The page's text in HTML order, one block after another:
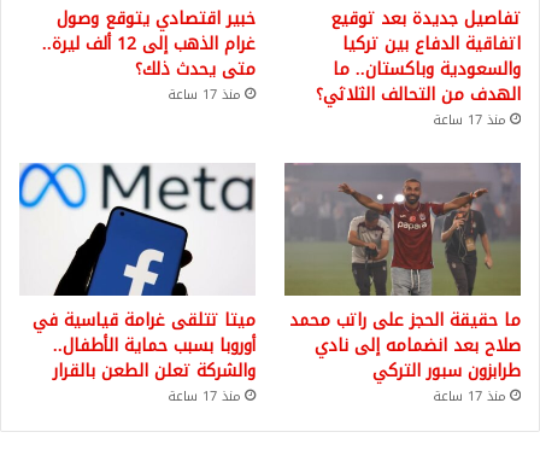
تفاصيل جديدة بعد توقيع
اتفاقية الدفاع بين تركيا
والسعودية وباكستان.. ما
الهدف من التحالف الثلاثي؟
منذ 17 ساعة
خبير اقتصادي يتوقع وصول
غرام الذهب إلى 12 ألف ليرة..
متى يحدث ذلك؟
منذ 17 ساعة
ما حقيقة الحجز على راتب محمد
صلاح بعد انضمامه إلى نادي
طرابزون سبور التركي
منذ 17 ساعة
ميتا تتلقى غرامة قياسية في
أوروبا بسبب حماية الأطفال..
والشركة تعلن الطعن بالقرار
منذ 17 ساعة